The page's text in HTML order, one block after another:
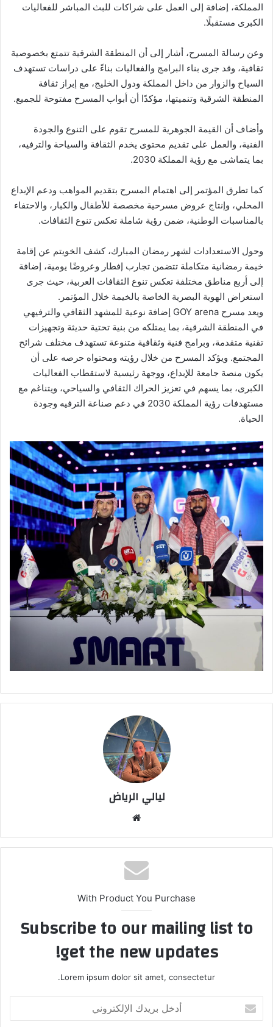
المملكة، إضافة إلى العمل على شراكات للبث المباشر للفعاليات
الكبرى مستقبلًا.
وعن رسالة المسرح، أشار إلى أن المنطقة الشرقية تتمتع بخصوصية
ثقافية، وقد جرى بناء البرامج والفعاليات بناءً على دراسات تستهدف
السياح والزوار من داخل المملكة ودول الخليج، مع إبراز ثقافة
المنطقة الشرقية وتنميتها، مؤكدًا أن أبواب المسرح مفتوحة للجميع.
وأضاف أن القيمة الجوهرية للمسرح تقوم على التنوع والجودة
الفنية، والعمل على تقديم محتوى يخدم الثقافة والسياحة والترفيه،
بما يتماشى مع رؤية المملكة 2030.
كما تطرق المؤتمر إلى اهتمام المسرح بتقديم المواهب ودعم الإبداع
المحلي، وإنتاج عروض مسرحية مخصصة للأطفال والكبار، والاحتفاء
بالمناسبات الوطنية، ضمن رؤية شاملة تعكس تنوع الثقافات.
وحول الاستعدادات لشهر رمضان المبارك، كشف الخويتم عن إقامة
خيمة رمضانية متكاملة تتضمن تجارب إفطار وعروضًا يومية، إضافة
إلى أربع مناطق مختلفة تعكس تنوع الثقافات العربية، حيث جرى
استعراض الهوية البصرية الخاصة بالخيمة خلال المؤتمر.
ويعد مسرح GOY arena إضافة نوعية للمشهد الثقافي والترفيهي
في المنطقة الشرقية، بما يمتلكه من بنية تحتية حديثة وتجهيزات
تقنية متقدمة، وبرامج فنية وثقافية متنوعة تستهدف مختلف شرائح
المجتمع. ويؤكد المسرح من خلال رؤيته ومحتواه حرصه على أن
يكون منصة جامعة للإبداع، ووجهة رئيسية لاستقطاب الفعاليات
الكبرى، بما يسهم في تعزيز الحراك الثقافي والسياحي، ويتناغم مع
مستهدفات رؤية المملكة 2030 في دعم صناعة الترفيه وجودة
الحياة.
ليالي الرياض
الوي
ب
With Product You Purchase
Subscribe to our mailing list to
get the new updates!
Lorem ipsum dolor sit amet, consectetur.